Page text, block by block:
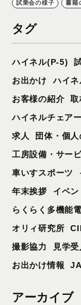
試乗会の様子 書籍
タグ
ハイネル(P-5)
お出かけ
ハイ
お客様の紹介
取
ハイネルチェア
求人
団体・個
工房設備・サー
車いすスポーツ
年末挨拶
イベ
らくらく多機能
オリィ研究所
撮影協力
見学
お出かけ情報
アーカイブ